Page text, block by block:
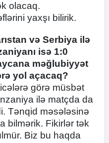
olacaq.
yaxşı bilirik.
və Serbiya ilə
isə 1:0
məğlubiyyət
yol açacaq?
görə müsbət
ilə matçda da
Tənqid məsələsinə
bilmərik. Fikirlər tək
Biz bu haqda